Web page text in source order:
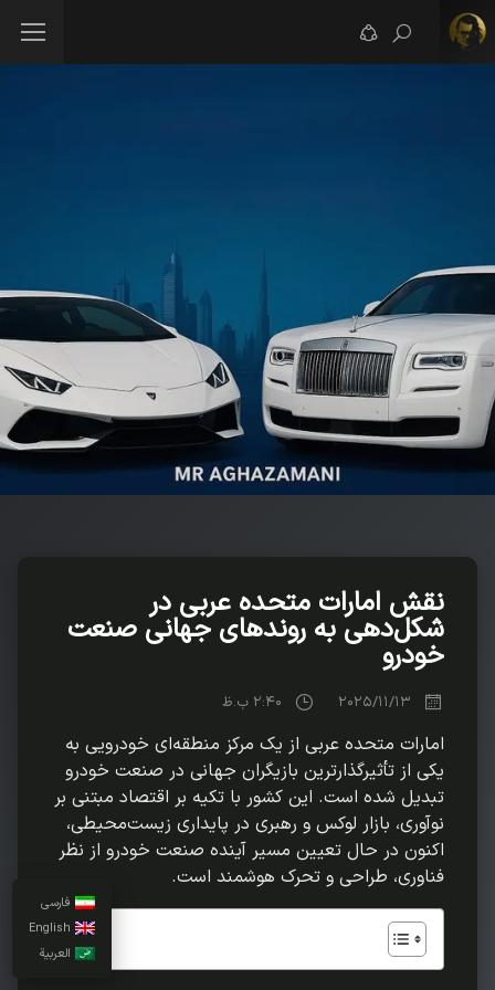
نقش امارات متحده عربی در
شکل‌دهی به روندهای جهانی صنعت
خودرو
2025/11/13 2:40 ب.ظ
امارات متحده عربی از یک مرکز منطقه‌ای خودرویی به
یکی از تأثیرگذارترین بازیگران جهانی در صنعت خودرو
تبدیل شده است. این کشور با تکیه بر اقتصاد مبتنی بر
نوآوری، بازار لوکس و رهبری در پایداری زیست‌محیطی،
اکنون در حال تعیین مسیر آینده صنعت خودرو از نظر
فناوری، طراحی و تحرک هوشمند است.
فارسی
English
العربية